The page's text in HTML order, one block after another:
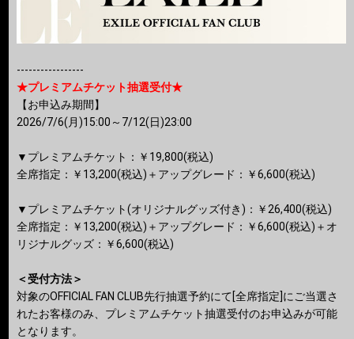
-----------------
★プレミアムチケット抽選受付★
【お申込み期間】
2026/7/6(月)15:00～7/12(日)23:00
▼プレミアムチケット：￥19,800(税込)
全席指定：￥13,200(税込)＋アップグレード：￥6,600(税込)
▼プレミアムチケット(オリジナルグッズ付き)：￥26,400(税込)
全席指定：￥13,200(税込)＋アップグレード：￥6,600(税込)＋オ
リジナルグッズ：￥6,600(税込)
＜受付方法＞
対象のOFFICIAL FAN CLUB先⾏抽選予約にて[全席指定]にご当選さ
れたお客様のみ、プレミアムチケット抽選受付のお申込みが可能
となります。